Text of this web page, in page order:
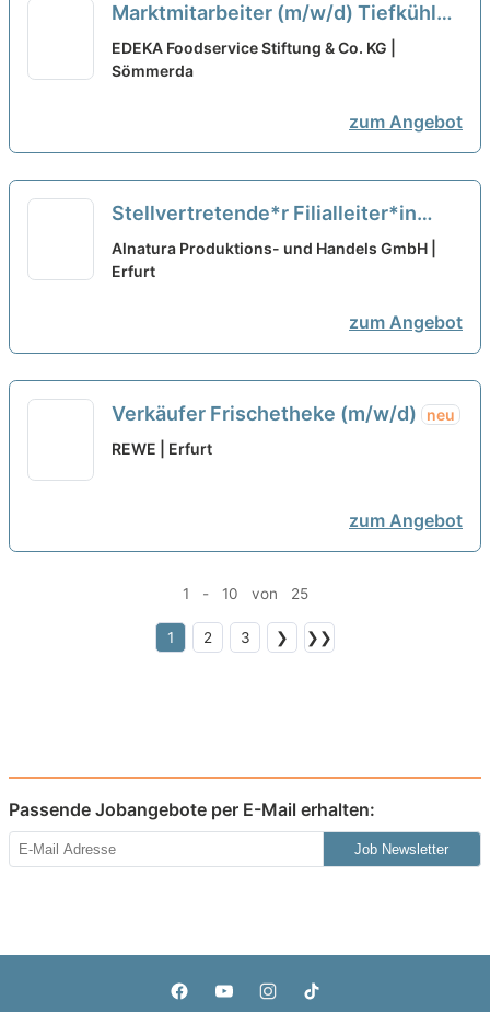
Marktmitarbeiter (m/w/d) Tiefkühl
neu
EDEKA Foodservice Stiftung & Co. KG |
Sömmerda
zum Angebot
Stellvertretende*r Filialleiter*in
Erfurt neu
Alnatura Produktions- und Handels GmbH |
Erfurt
zum Angebot
Verkäufer Frischetheke (m/w/d)
neu
REWE | Erfurt
zum Angebot
1 - 10 von 25
1 2 3 ❯ ❯❯
Passende Jobangebote per E-Mail erhalten:
Job Newsletter